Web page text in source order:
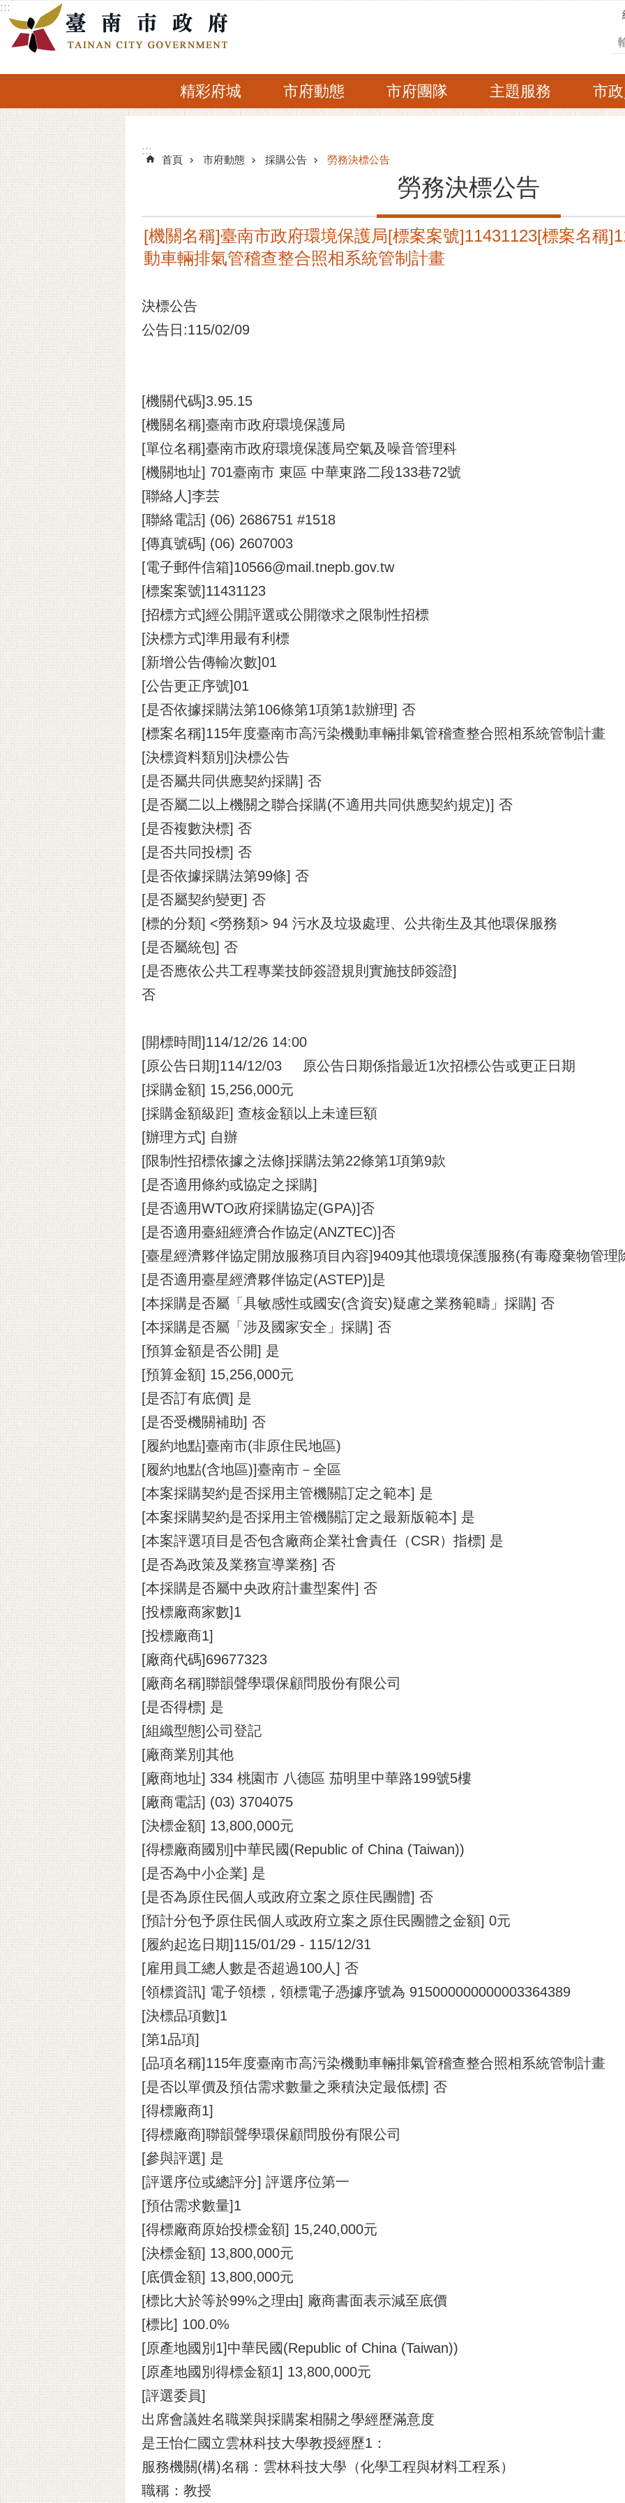
跳到主要內容區塊
:::
精彩府城 市府動態 市府團隊 主題服務 市
:::
:::
首頁 市府動態 採購公告 勞務決標公告
勞務決標公告
[機關名稱]臺南市政府環境保護局[標案案號]11431123[標案名稱
動車輛排氣管稽查整合照相系統管制計畫
決標公告
公告日:115/02/09
[機關代碼]3.95.15
[機關名稱]臺南市政府環境保護局
[單位名稱]臺南市政府環境保護局空氣及噪音管理科
[機關地址] 701臺南市 東區 中華東路二段133巷72號
[聯絡人]李芸
[聯絡電話] (06) 2686751 #1518
[傳真號碼] (06) 2607003
[電子郵件信箱]10566@mail.tnepb.gov.tw
[標案案號]11431123
[招標方式]經公開評選或公開徵求之限制性招標
[決標方式]準用最有利標
[新增公告傳輸次數]01
[公告更正序號]01
[是否依據採購法第106條第1項第1款辦理] 否
[標案名稱]115年度臺南市高污染機動車輛排氣管稽查整合照相系統管制計畫
[決標資料類別]決標公告
[是否屬共同供應契約採購] 否
[是否屬二以上機關之聯合採購(不適用共同供應契約規定)] 否
[是否複數決標] 否
[是否共同投標] 否
[是否依據採購法第99條] 否
[是否屬契約變更] 否
[標的分類] <勞務類> 94 污水及垃圾處理、公共衛生及其他環保服務
[是否屬統包] 否
[是否應依公共工程專業技師簽證規則實施技師簽證]
否
[開標時間]114/12/26 14:00
[原公告日期]114/12/03 原公告日期係指最近1次招標公告或更正日期
[採購金額] 15,256,000元
[採購金額級距] 查核金額以上未達巨額
[辦理方式] 自辦
[限制性招標依據之法條]採購法第22條第1項第9款
[是否適用條約或協定之採購]
[是否適用WTO政府採購協定(GPA)]否
[是否適用臺紐經濟合作協定(ANZTEC)]否
[臺星經濟夥伴協定開放服務項目內容]9409其他環境保護服務(有毒廢棄物管理
[是否適用臺星經濟夥伴協定(ASTEP)]是
[本採購是否屬「具敏感性或國安(含資安)疑慮之業務範疇」採購] 否
[本採購是否屬「涉及國家安全」採購] 否
[預算金額是否公開] 是
[預算金額] 15,256,000元
[是否訂有底價] 是
[是否受機關補助] 否
[履約地點]臺南市(非原住民地區)
[履約地點(含地區)]臺南市－全區
[本案採購契約是否採用主管機關訂定之範本] 是
[本案採購契約是否採用主管機關訂定之最新版範本] 是
[本案評選項目是否包含廠商企業社會責任（CSR）指標] 是
[是否為政策及業務宣導業務] 否
[本採購是否屬中央政府計畫型案件] 否
[投標廠商家數]1
[投標廠商1]
[廠商代碼]69677323
[廠商名稱]聯韻聲學環保顧問股份有限公司
[是否得標] 是
[組織型態]公司登記
[廠商業別]其他
[廠商地址] 334 桃園市 八德區 茄明里中華路199號5樓
[廠商電話] (03) 3704075
[決標金額] 13,800,000元
[得標廠商國別]中華民國(Republic of China (Taiwan))
[是否為中小企業] 是
[是否為原住民個人或政府立案之原住民團體] 否
[預計分包予原住民個人或政府立案之原住民團體之金額] 0元
[履約起迄日期]115/01/29 - 115/12/31
[雇用員工總人數是否超過100人] 否
[領標資訊] 電子領標，領標電子憑據序號為 915000000000003364389
[決標品項數]1
[第1品項]
[品項名稱]115年度臺南市高污染機動車輛排氣管稽查整合照相系統管制計畫
[是否以單價及預估需求數量之乘積決定最低標] 否
[得標廠商1]
[得標廠商]聯韻聲學環保顧問股份有限公司
[參與評選] 是
[評選序位或總評分] 評選序位第一
[預估需求數量]1
[得標廠商原始投標金額] 15,240,000元
[決標金額] 13,800,000元
[底價金額] 13,800,000元
[標比大於等於99%之理由] 廠商書面表示減至底價
[標比] 100.0%
[原產地國別1]中華民國(Republic of China (Taiwan))
[原產地國別得標金額1] 13,800,000元
[評選委員]
出席會議姓名職業與採購案相關之學經歷滿意度
是王怡仁國立雲林科技大學教授經歷1：
服務機關(構)名稱：雲林科技大學（化學工程與材料工程系）
職稱：教授